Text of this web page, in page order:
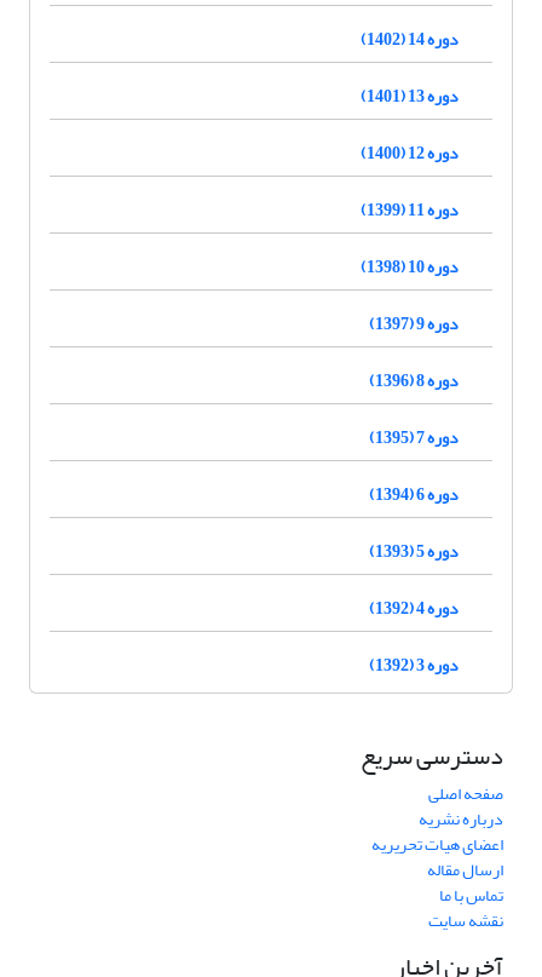
دوره 14 (1402)
دوره 13 (1401)
دوره 12 (1400)
دوره 11 (1399)
دوره 10 (1398)
دوره 9 (1397)
دوره 8 (1396)
دوره 7 (1395)
دوره 6 (1394)
دوره 5 (1393)
دوره 4 (1392)
دوره 3 (1392)
دسترسی سریع
صفحه اصلی
درباره نشریه
اعضای هیات تحریریه
ارسال مقاله
تماس با ما
نقشه سایت
آخرین اخبار